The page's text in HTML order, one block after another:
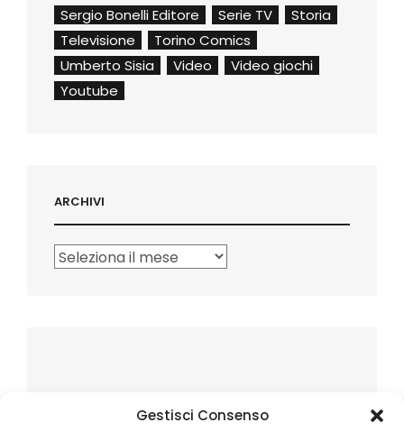
Gestisci Consenso
Sergio Bonelli Editore
Serie TV
Storia
Televisione
Torino Comics
Umberto Sisia
Video
Video giochi
Youtube
ARCHIVI
Archivi